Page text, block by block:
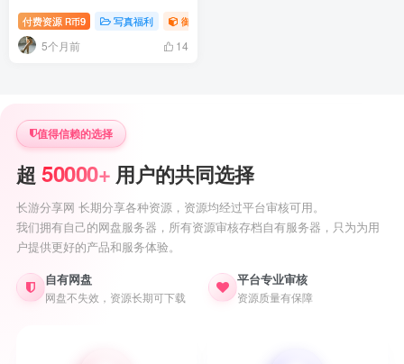
付费资源 R币9 写真福利 御姐写真照片专题
5个月前 14
值得信赖的选择
超50000+ 用户的共同选择
长游分享网 长期分享各种资源，资源均经过平台审核可用。
我们拥有自己的网盘服务器，所有资源审核存档自有服务器，只为为用
户提供更好的产品和服务体验。
自有网盘
网盘不失效，资源长期可下载
平台专业审核
资源质量有保障